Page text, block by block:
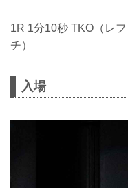
1R 1分10秒 TKO（レ
チ）
入場